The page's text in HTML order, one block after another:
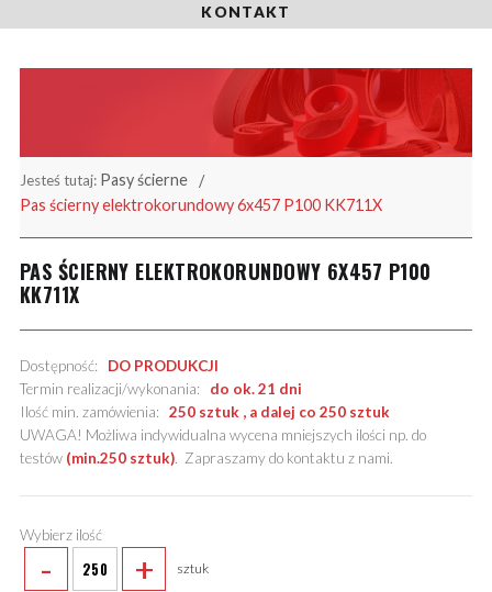
KONTAKT
Jesteś tutaj: Pasy ścierne
Pas ścierny elektrokorundowy 6x457 P100 KK711X
PAS ŚCIERNY ELEKTROKORUNDOWY 6X457 P100
KK711X
Dostępność: DO PRODUKCJI
Termin realizacji/wykonania: do ok. 21 dni
Ilość min. zamówienia: 250 sztuk , a dalej co 250 sztuk
UWAGA! Możliwa indywidualna wycena mniejszych ilości np. do
testów (min.250 sztuk). Zapraszamy do kontaktu z nami.
Wybierz ilość
- + sztuk